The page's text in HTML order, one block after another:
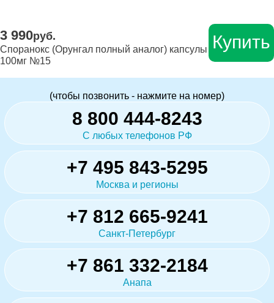
3 990руб.
Споранокс (Орунгал полный аналог) капсулы
100мг №15
Купить
(чтобы позвонить - нажмите на номер)
8 800 444-8243
С любых телефонов РФ
+7 495 843-5295
Москва и регионы
+7 812 665-9241
Санкт-Петербург
+7 861 332-2184
Анапа